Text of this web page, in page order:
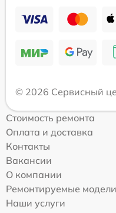
© 2026 Сервисный
Стоимость ремонта
Оплата и доставка
Контакты
Вакансии
О компании
Ремонтируемые модели
Наши услуги